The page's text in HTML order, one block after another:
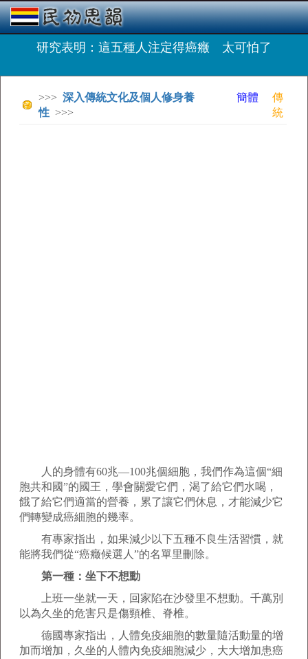
研究表明：這五種人注定得癌癥 太可怕了
>>> 深入傳統文化及個人修身養
性 >>>
簡體
傳
統
人的身體有60兆—100兆個細胞，我們作為這個“細
胞共和國”的國王，學會關愛它們，渴了給它們水喝，
餓了給它們適當的營養，累了讓它們休息，才能減少它
們轉變成癌細胞的幾率。
有專家指出，如果減少以下五種不良生活習慣，就
能將我們從“癌癥候選人”的名單里刪除。
第一種：坐下不想動
上班一坐就一天，回家陷在沙發里不想動。千萬別
以為久坐的危害只是傷頸椎、脊椎。
德國專家指出，人體免疫細胞的數量隨活動量的增
加而增加，久坐的人體內免疫細胞減少，大大增加患癌